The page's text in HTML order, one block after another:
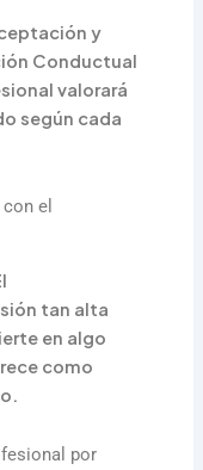
y
Conductual
valorará
según cada
el
tan alta
en algo
como
por